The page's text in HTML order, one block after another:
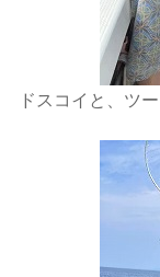
ドスコイと、ツ